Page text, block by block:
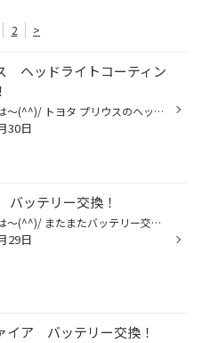
2 >
ヘッドライトコーティン
こんにちは～(^^)/ トヨタ プリウスのヘッドライトコーティング施工をさせて頂きました(^^)/ 経年劣化により黄ばみが、、、(:_;) ポリッシャーで磨きます(≧▽≦) ビフォーアフター↓↓ クリアに☆彡綺麗になりました! これで夜道も安全ですね♩♩ いつもありがとうございますm(__)m WEBでも作業やご相談の...
30日
ッテリー交換！
こんにちは～(^^)/ またまたバッテリー交換です(^_-)-☆ お車は、ホンダ N-BOX！ バッテリーご使用年数は、4年‼長くお使いになられましたね♩♩ こちらのお車はボンネット内についております('ω')ノ GSユアサのアイドリングストップ専用バッテリー(^_-)-☆ これで安心ですね♩♩ 交換時間は約30分ぐらいで...
29日
イア バッテリー交換！